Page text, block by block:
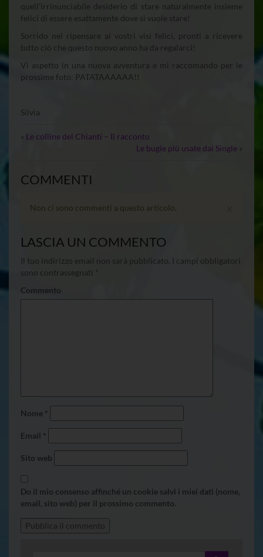
quell’irrinunciabile desiderio di stare naturalmente insieme
felici di essere esattamente dove si vuole stare!
Sorrido nel ripensare ai vostri visi felici, pronti a ricevere
tutto ciò che questo nuovo anno ha da regalarci!
Vi aspetto in una nuova avventura e mi raccomando per le
prossime foto: PATATAAAAAA!!
Silvia
« Le colline del Chianti – Il racconto
Le bugie più usate dai Single »
COMMENTI
Non ci sono commenti a questo articolo.
LASCIA UN COMMENTO
Il tuo indirizzo email non sarà pubblicato. I campi obbligatori
sono contrassegnati
Commento
Nome *
Email *
Sito web
Do il mio consenso affinché un cookie salvi i miei dati (nome,
email, sito web) per il prossimo commento.